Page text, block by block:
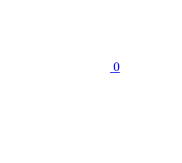
0